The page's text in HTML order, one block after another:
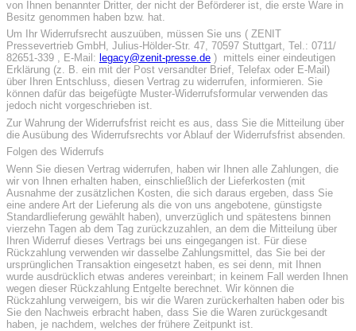
von Ihnen benannter Dritter, der nicht der Beförderer ist, die erste Ware in
Besitz genommen haben bzw. hat.
Um Ihr Widerrufsrecht auszuüben, müssen Sie uns ( ZENIT
Pressevertrieb GmbH, Julius-Hölder-Str. 47, 70597 Stuttgart, Tel.: 0711/
82651-339 , E-Mail: legacy@zenit-presse.de ) mittels einer eindeutigen
Erklärung (z. B. ein mit der Post versandter Brief, Telefax oder E-Mail)
über Ihren Entschluss, diesen Vertrag zu widerrufen, informieren. Sie
können dafür das beigefügte Muster-Widerrufsformular verwenden das
jedoch nicht vorgeschrieben ist.
Zur Wahrung der Widerrufsfrist reicht es aus, dass Sie die Mitteilung über
die Ausübung des Widerrufsrechts vor Ablauf der Widerrufsfrist absenden.
Folgen des Widerrufs
Wenn Sie diesen Vertrag widerrufen, haben wir Ihnen alle Zahlungen, die
wir von Ihnen erhalten haben, einschließlich der Lieferkosten (mit
Ausnahme der zusätzlichen Kosten, die sich daraus ergeben, dass Sie
eine andere Art der Lieferung als die von uns angebotene, günstigste
Standardlieferung gewählt haben), unverzüglich und spätestens binnen
vierzehn Tagen ab dem Tag zurückzuzahlen, an dem die Mitteilung über
Ihren Widerruf dieses Vertrags bei uns eingegangen ist. Für diese
Rückzahlung verwenden wir dasselbe Zahlungsmittel, das Sie bei der
ursprünglichen Transaktion eingesetzt haben, es sei denn, mit Ihnen
wurde ausdrücklich etwas anderes vereinbart; in keinem Fall werden Ihnen
wegen dieser Rückzahlung Entgelte berechnet. Wir können die
Rückzahlung verweigern, bis wir die Waren zurückerhalten haben oder bis
Sie den Nachweis erbracht haben, dass Sie die Waren zurückgesandt
haben, je nachdem, welches der frühere Zeitpunkt ist.